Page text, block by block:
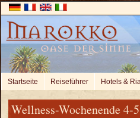
Startseite Reiseführer Hotels &
Wellness-Wochenende